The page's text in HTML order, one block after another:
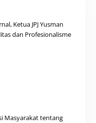
Ketua JPJ Yusman
dan Profesionalisme
Masyarakat tentang